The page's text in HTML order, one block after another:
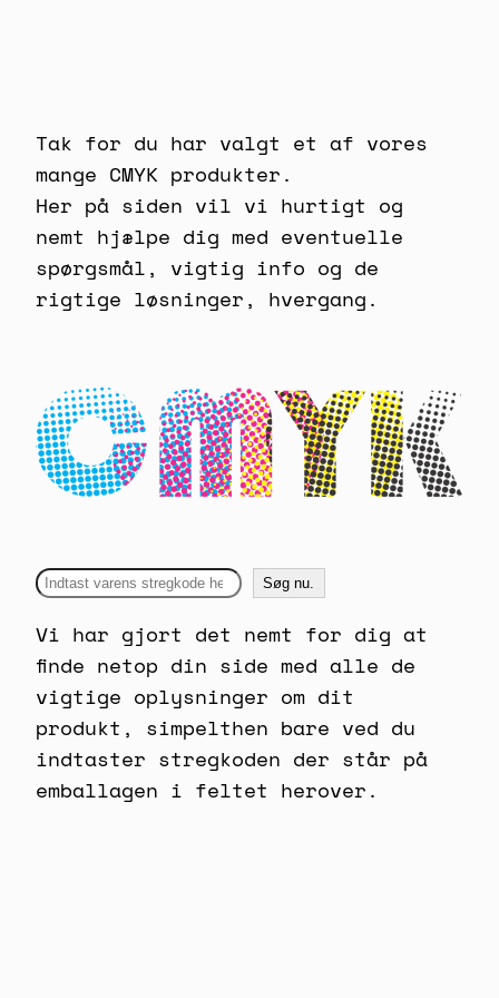
Tak for du har valgt et af vores
mange CMYK produkter.
Her på siden vil vi hurtigt og
nemt hjælpe dig med eventuelle
spørgsmål, vigtig info og de
rigtige løsninger, hvergang.
Søg nu.
Vi har gjort det nemt for dig at
finde netop din side med alle de
vigtige oplysninger om dit
produkt, simpelthen bare ved du
indtaster stregkoden der står på
emballagen i feltet herover.